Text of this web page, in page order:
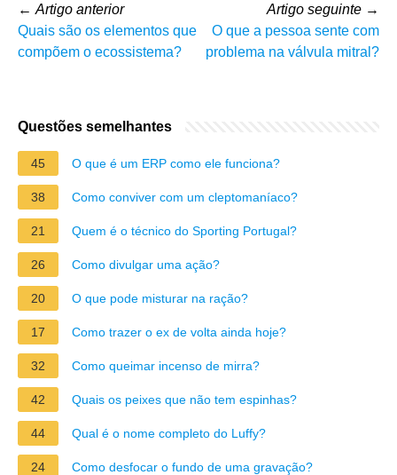
← Artigo anterior
Quais são os elementos que
compõem o ecossistema?
Artigo seguinte →
O que a pessoa sente com
problema na válvula mitral?
Questões semelhantes
45 O que é um ERP como ele funciona?
38 Como conviver com um cleptomaníaco?
21 Quem é o técnico do Sporting Portugal?
26 Como divulgar uma ação?
20 O que pode misturar na ração?
17 Como trazer o ex de volta ainda hoje?
32 Como queimar incenso de mirra?
42 Quais os peixes que não tem espinhas?
44 Qual é o nome completo do Luffy?
24 Como desfocar o fundo de uma gravação?